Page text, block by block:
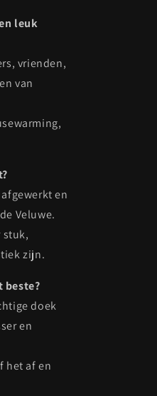
leuk
vrienden,
van
en
Veluwe.
stuk,
zijn.
beste?
doek
en
het af en